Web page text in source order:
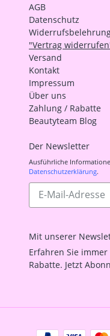
AGB
Datenschutz
"Vertrag
Versand
Kontakt
Impressum
Über uns
Zahlung / Rabatte
Beautyteam Blog
Der Newsletter
Ausführliche
Datenschutzerklärung.
Abonnieren
unsere
Mit unserer
Erfahren Sie
Rabatte. Jetzt